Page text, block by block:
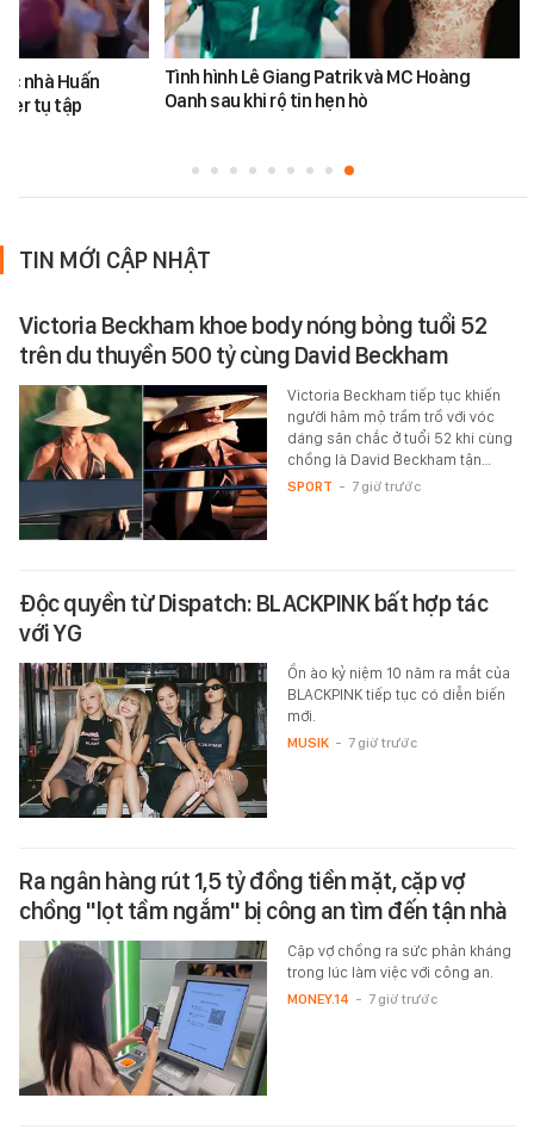
nhà Huấn
tụ tập
Tình hình Lê Giang Patrik và MC Hoàng
Oanh sau khi rộ tin hẹn hò
TIN MỚI CẬP NHẬT
Victoria Beckham khoe body nóng bỏng tuổi 52
trên du thuyền 500 tỷ cùng David Beckham
Victoria Beckham tiếp tục khiến
người hâm mộ trầm trồ với vóc
dáng săn chắc ở tuổi 52 khi cùng
chồng là David Beckham tận…
SPORT - 7 giờ trước
Độc quyền từ Dispatch: BLACKPINK bất hợp tác
với YG
Ồn ào kỷ niệm 10 năm ra mắt của
BLACKPINK tiếp tục có diễn biến
mới.
MUSIK - 7 giờ trước
Ra ngân hàng rút 1,5 tỷ đồng tiền mặt, cặp vợ
chồng "lọt tầm ngắm" bị công an tìm đến tận nhà
Cặp vợ chồng ra sức phản kháng
trong lúc làm việc với công an.
MONEY.14 - 7 giờ trước